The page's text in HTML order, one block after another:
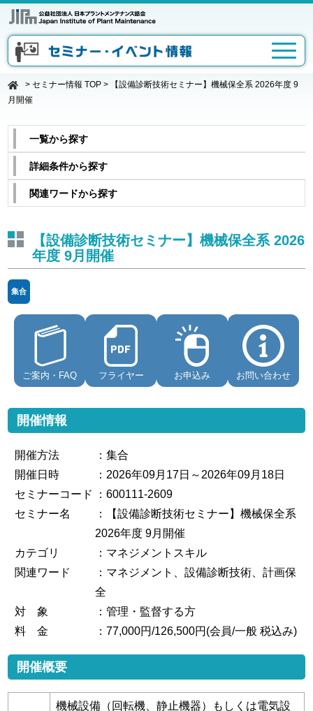
>セミナー情報 TOP >
【設備診断技術セミナー】機械保全系 2026年度 9
月開催
一覧から探す
詳細条件から探す
関連ワードから探す
【設備診断技術セミナー】機械保全系 2026
年度 9月開催
集合
ご案内・FAQ フライヤー お申込み お問い合わせ
開催情報
開催方法
：集合
開催日時
：2026年09月17日～2026年09月18日
セミナーコード
：600111-2609
セミナー名
：【設備診断技術セミナー】機械保全系
2026年度 9月開催
カテゴリ
：マネジメントスキル
関連ワード
：マネジメント、設備診断技術、計画保
全
対 象
：管理・監督する方
料 金
：77,000円/126,500円(会員/一般 税込み)
開催概要
機械設備（回転機、静止機器）もしくは電気設